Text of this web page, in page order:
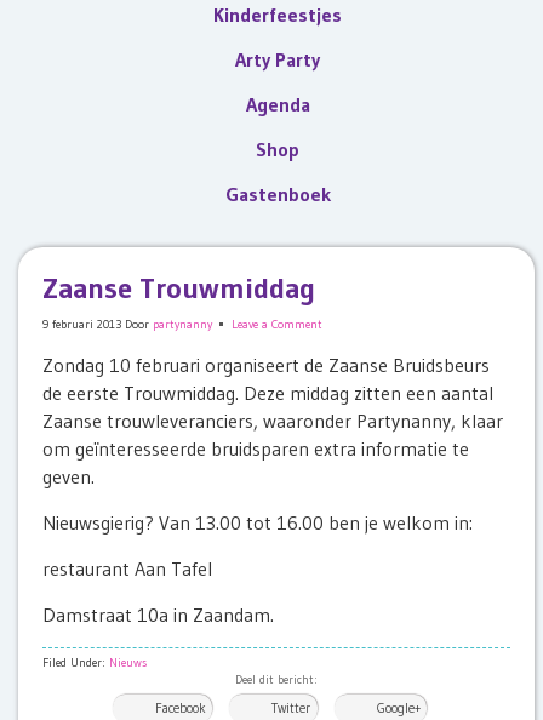
Kinderfeestjes
Arty Party
Agenda
Shop
Gastenboek
Zaanse Trouwmiddag
9 februari 2013 Door partynanny Leave a Comment
Zondag 10 februari organiseert de Zaanse Bruidsbeurs
de eerste Trouwmiddag. Deze middag zitten een aantal
Zaanse trouwleveranciers, waaronder Partynanny, klaar
om geïnteresseerde bruidsparen extra informatie te
geven.
Nieuwsgierig? Van 13.00 tot 16.00 ben je welkom in:
restaurant Aan Tafel
Damstraat 10a in Zaandam.
Filed Under: Nieuws
Deel dit bericht:
Facebook Twitter Google+